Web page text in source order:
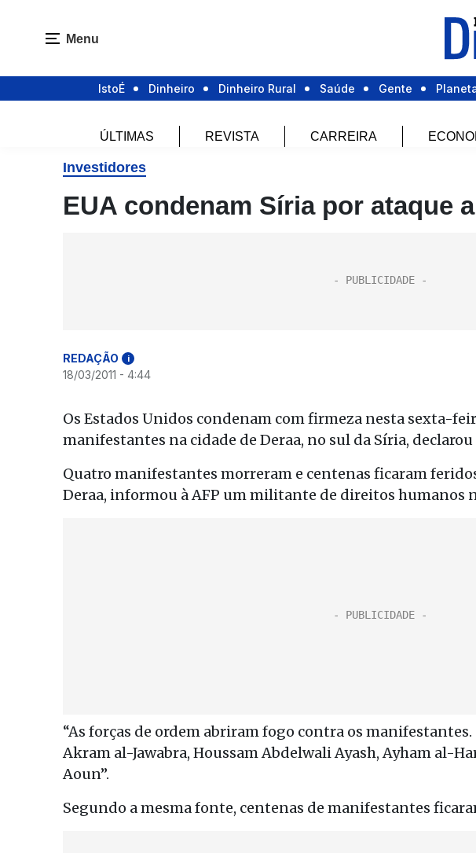
Menu
IstoÉ Dinheiro Dinheiro Rural Saúde Gente
ÚLTIMAS REVISTA CARREIRA
Investidores
EUA condenam Síria por ataque
REDAÇÃO i
18/03/2011 - 4:44
Os Estados Unidos condenam com firmeza nesta sexta-
manifestantes na cidade de Deraa, no sul da Síria,
Quatro manifestantes morreram e centenas ficaram
Deraa, informou à AFP um militante de direitos humanos
“As forças de ordem abriram fogo contra os
Akram al-Jawabra, Houssam Abdelwali Ayash, Ayham al-
Aoun”.
Segundo a mesma fonte, centenas de manifestantes